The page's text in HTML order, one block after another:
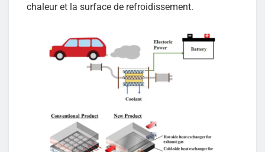
chaleur et la surface de refroidissement.